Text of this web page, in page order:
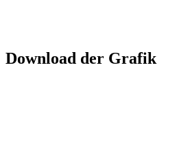
Download der Grafik